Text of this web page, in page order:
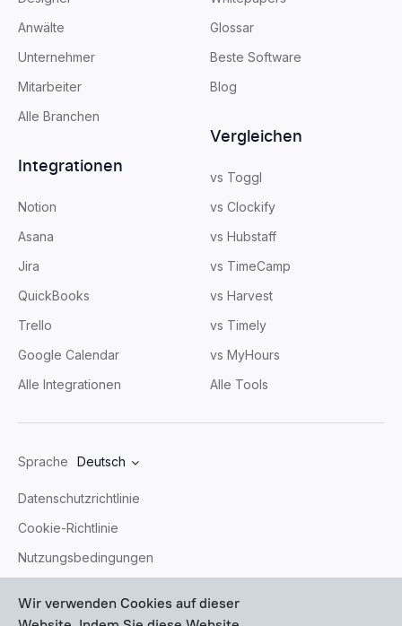
Anwälte
Unternehmer
Mitarbeiter
Alle Branchen
Integrationen
Notion
Asana
Jira
QuickBooks
Trello
Google Calendar
Alle Integrationen
Glossar
Beste Software
Blog
Vergleichen
vs Toggl
vs Clockify
vs Hubstaff
vs TimeCamp
vs Harvest
vs Timely
vs MyHours
Alle Tools
Sprache Deutsch
Datenschutzrichtlinie
Cookie-Richtlinie
Nutzungsbedingungen
Wir verwenden Cookies auf dieser